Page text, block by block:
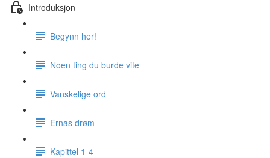
Introduksjon
Begynn her!
Noen ting du burde vite
Vanskelige ord
Ernas drøm
Kapittel 1-4